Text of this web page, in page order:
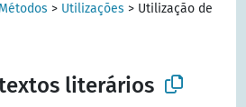
Métodos > Utilizações > Utilização de
literários